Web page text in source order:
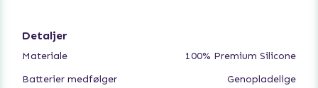
Detaljer
Materiale
100% Premium Silicone
Batterier medfølger
Genopladelige